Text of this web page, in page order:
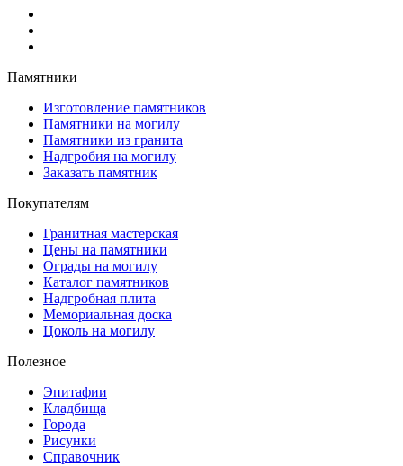
Памятники
Изготовление памятников
Памятники на могилу
Памятники из гранита
Надгробия на могилу
Заказать памятник
Покупателям
Гранитная мастерская
Цены на памятники
Ограды на могилу
Каталог памятников
Надгробная плита
Мемориальная доска
Цоколь на могилу
Полезное
Эпитафии
Кладбища
Города
Рисунки
Справочник